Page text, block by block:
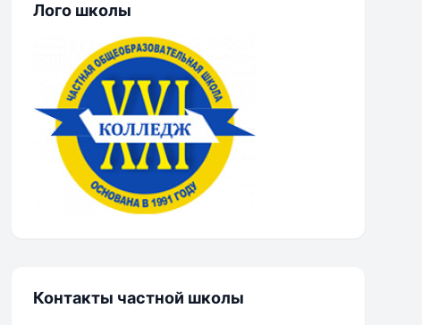
Лого школы
Контакты частной школы